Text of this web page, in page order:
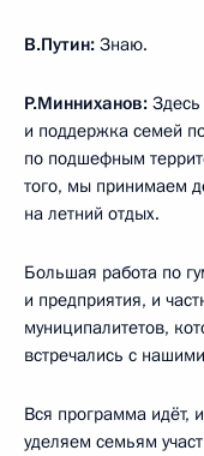
В.Путин: Знаю.
Р.Минниханов:
и поддержка семей
по подшефным
того, мы принимаем
на летний отдых.
Большая работа по
и предприятия, и
муниципалитетов,
встречались с
Вся программа идёт,
уделяем семьям